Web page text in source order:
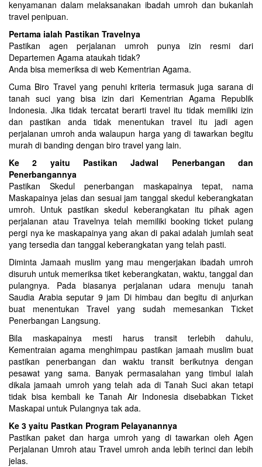
kenyamanan dalam melaksanakan ibadah umroh dan bukanlah
travel penipuan.
Pertama ialah Pastikan Travelnya
Pastikan agen perjalanan umroh punya izin resmi dari
Departemen Agama ataukah tidak?
Anda bisa memeriksa di web Kementrian Agama.
Cuma Biro Travel yang penuhi kriteria termasuk juga sarana di
tanah suci yang bisa izin dari Kementrian Agama Republik
Indonesia. Jika tidak tercatat berarti travel itu tidak memiliki izin
dan pastikan anda tidak menentukan travel itu jadi agen
perjalanan umroh anda walaupun harga yang di tawarkan begitu
murah di banding dengan biro travel yang lain.
Ke 2 yaitu Pastikan Jadwal Penerbangan dan
Penerbangannya
Pastikan Skedul penerbangan maskapainya tepat, nama
Maskapainya jelas dan sesuai jam tanggal skedul keberangkatan
umroh. Untuk pastikan skedul keberangkatan itu pihak agen
perjalanan atau Travelnya telah memiliki booking ticket pulang
pergi nya ke maskapainya yang akan di pakai adalah jumlah seat
yang tersedia dan tanggal keberangkatan yang telah pasti.
Diminta Jamaah muslim yang mau mengerjakan ibadah umroh
disuruh untuk memeriksa tiket keberangkatan, waktu, tanggal dan
pulangnya. Pada biasanya perjalanan udara menuju tanah
Saudia Arabia seputar 9 jam Di himbau dan begitu di anjurkan
buat menentukan Travel yang sudah memesankan Ticket
Penerbangan Langsung.
Bila maskapainya mesti harus transit terlebih dahulu,
Kementraian agama menghimpau pastikan jamaah muslim buat
pastikan penerbangan dan waktu transit berikutnya dengan
pesawat yang sama. Banyak permasalahan yang timbul ialah
dikala jamaah umroh yang telah ada di Tanah Suci akan tetapi
tidak bisa kembali ke Tanah Air Indonesia disebabkan Ticket
Maskapai untuk Pulangnya tak ada.
Ke 3 yaitu Pastkan Program Pelayanannya
Pastikan paket dan harga umroh yang di tawarkan oleh Agen
Perjalanan Umroh atau Travel umroh anda lebih terinci dan lebih
jelas.